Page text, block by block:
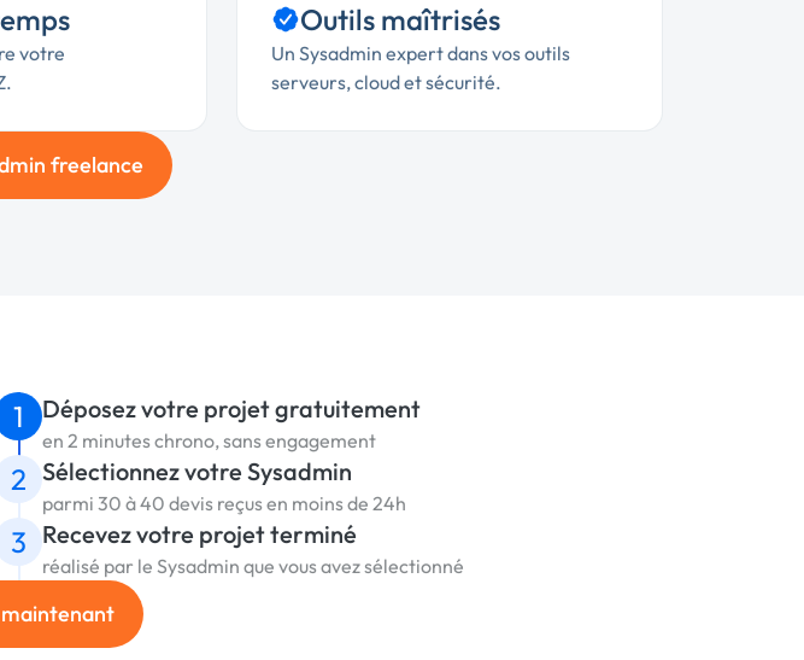
votre
Outils maîtrisés
Un Sysadmin expert dans vos outils
serveurs, cloud et sécurité.
freelance
1 Déposez votre projet gratuitement
en 2 minutes chrono, sans engagement
2 Sélectionnez votre Sysadmin
parmi 30 à 40 devis reçus en moins de 24h
3 Recevez votre projet terminé
réalisé par le Sysadmin que vous avez sélectionné